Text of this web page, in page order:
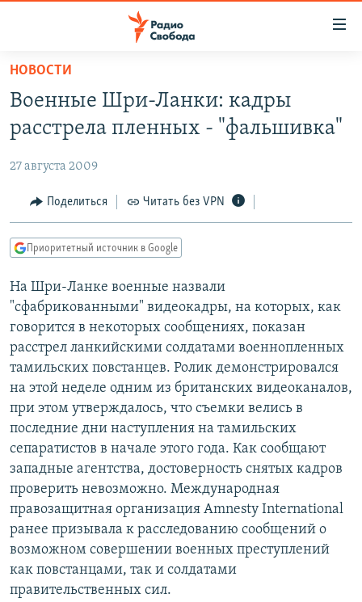
упрощенного
доступа
основному
Вернутся
главной
навигации
Вернутся
поиску
АВТОРСКИЕ ПРОЕКТЫ
ЦИТАТЫ СВОБОДЫ
МНЕНИЯ
IDEL.РЕАЛИИ
КАВКАЗ.РЕАЛИИ
СЕВЕР.РЕАЛИИ
СИБИРЬ.РЕАЛИИ
РАСПИСАНИЕ ВЕЩАНИЯ
ПОДПИШИТЕСЬ НА РАССЫЛКУ
СОЦИАЛЬНЫЕ СЕТИ
Все сайты РСЕ/РС
НОВОСТИ
Военные Шри-Ланки: кадры
расстрела пленных - "фальшивка"
27 августа 2009
Поделиться Читать без VPN
Приоритетный источник в Google
На Шри-Ланке военные назвали
"сфабрикованными" видеокадры, на которых, как
говорится в некоторых сообщениях, показан
расстрел ланкийскими солдатами военнопленных
тамильских повстанцев. Ролик демонстрировался
на этой неделе одним из британских видеоканалов,
при этом утверждалось, что съемки велись в
последние дни наступления на тамильских
сепаратистов в начале этого года. Как сообщают
западные агентства, достоверность снятых кадров
проверить невозможно. Международная
правозащитная организация Amnesty International
ранее призывала к расследованию сообщений о
возможном совершении военных преступлений
как повстанцами, так и солдатами
правительственных сил.